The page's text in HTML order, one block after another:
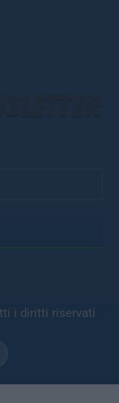
i diritti riservati